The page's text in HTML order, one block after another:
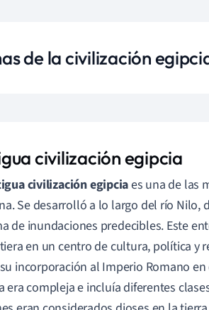
de la civilización
civilización egipcia
civilización egipciaes una de las
Se desarrolló a lo largo del río Nilo,
de inundaciones predecibles. Este
en un centro de cultura, política y
incorporación al Imperio Romano
era compleja e incluía diferentes